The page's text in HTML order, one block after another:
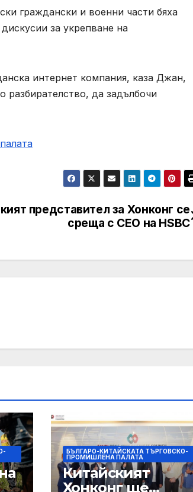
граждански и военни части бяха
за укрепване на
интернет компания, каза Джан,
разбирателство, да задълбочи
представител за Хонконг се
среща с CEO на HSBC
БЪЛГАРО-КИТАЙСКАТА ТЪРГОВСКО-
ПРОМИШЛЕНА ПАЛАТА
Китайският
Хонконг ще